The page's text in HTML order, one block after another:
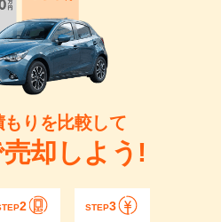
りを比較して
却しよう!
2 STEP3